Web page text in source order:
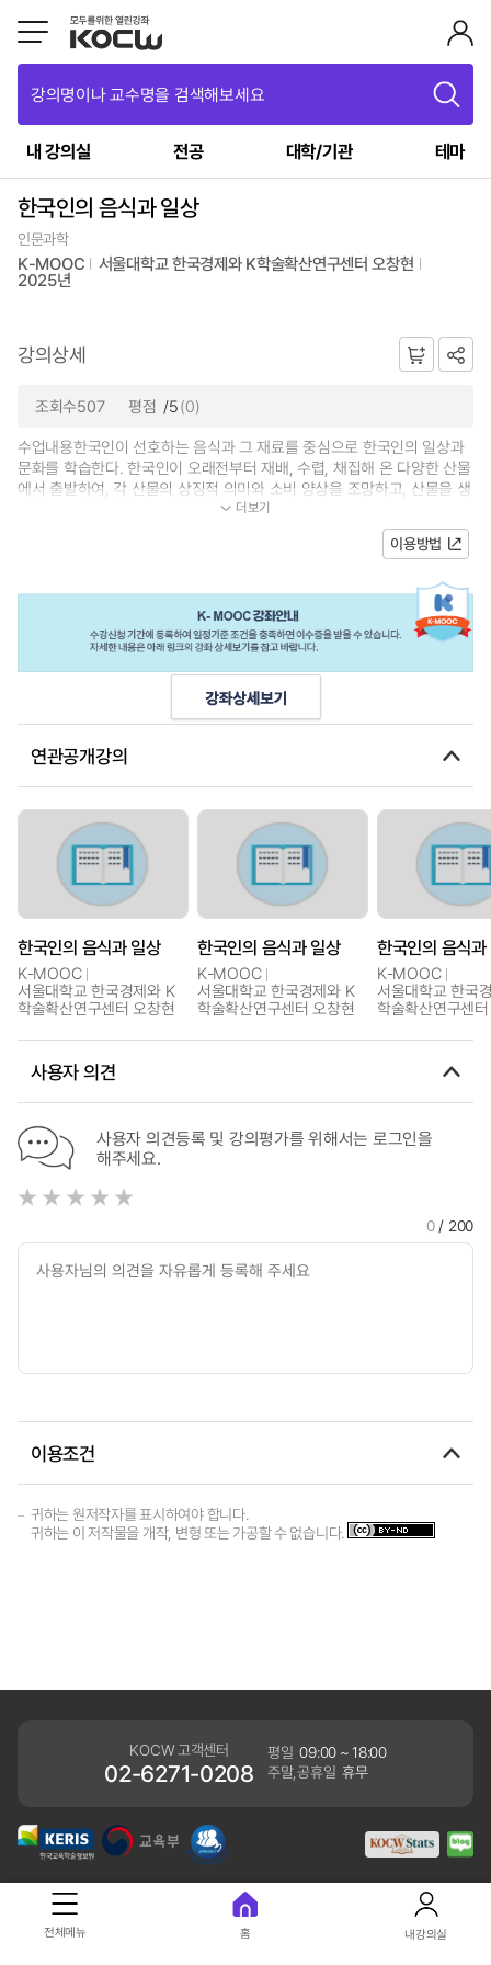
강의명이나 교수명을 검색해보세요
내 강의실 전공 대학/기관 테마
한국인의 음식과 일상
인문과학
K-MOOC 서울대학교 한국경제와 K학술확산연구센터 오창현
2025년
강의상세
조회수507 평점 /5(0)
수업내용한국인이 선호하는 음식과 그 재료를 중심으로 한국인의 일상과
문화를 학습한다. 한국인이 오래전부터 재배, 수렵, 채집해 온 다양한 산물
에서 출발하여, 각 산물의 상징적 의미와 소비 양상을 조망하고, 산물을 생
산하고 유통해온 사람들의 일상...
더보기
이용방법
연관공개강의
한국인의 음식과 일상
K-MOOC
서울대학교 한국경제와 K
학술확산연구센터 오창현
한국인의 음식과 일상
K-MOOC
서울대학교 한국경제와 K
학술확산연구센터 오창현
한국인의 음식
K-MOOC
서울대학교 한국
학술확산연구센
사용자 의견
사용자 의견등록 및 강의평가를 위해서는 로그인을
해주세요.
0/ 200
이용조건
귀하는 원저작자를 표시하여야 합니다.
귀하는 이 저작물을 개작, 변형 또는 가공할 수 없습니다.
KOCW 고객센터
02-6271-0208
평일 09:00 ~ 18:00
주말,공휴일 휴무
개인정보처리방침
41061 대구광역시 동구 동내로 64 (동내동 1119) 우)41061
전체메뉴 홈 내강의실